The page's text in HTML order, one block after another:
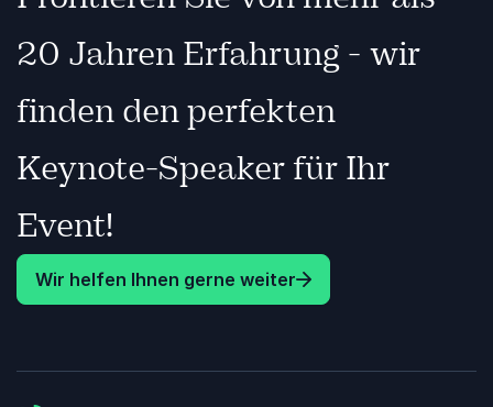
20 Jahren Erfahrung - wir
finden den perfekten
Keynote-Speaker für Ihr
Event!
Wir helfen Ihnen gerne weiter